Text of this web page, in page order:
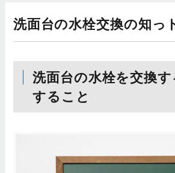
洗面台の水栓交換の知っ
洗面台の水栓を交換
すること